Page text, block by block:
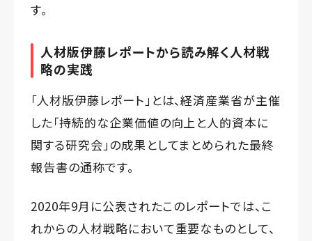
す。
人材版伊藤レポートから読み解く人材戦
略の実践
「人材版伊藤レポート」とは、経済産業省が主催
した「持続的な企業価値の向上と人的資本に
関する研究会」の成果としてまとめられた最終
報告書の通称です。
2020年9月に公表されたこのレポートでは、こ
れからの人材戦略において重要なものとして、